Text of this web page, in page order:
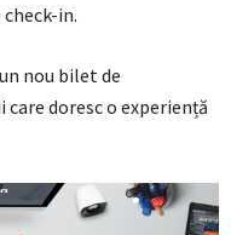
in.
nou bilet de
doresc o experiență